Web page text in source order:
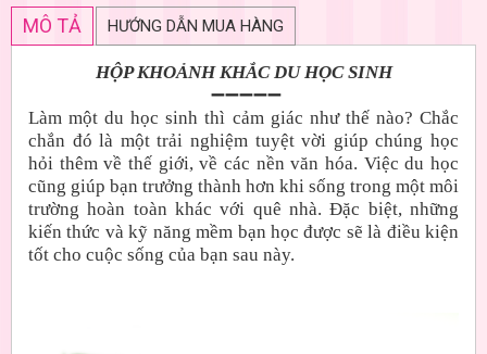
MÔ TẢ HƯỚNG DẪN MUA HÀNG
HỘP KHOẢNH KHẮC DU HỌC SINH
➖➖➖➖➖
Làm một du học sinh thì cảm giác như thế nào? Chắc
chắn đó là một trải nghiệm tuyệt vời giúp chúng học
hỏi thêm về thế giới, về các nền văn hóa. Việc du học
cũng giúp bạn trưởng thành hơn khi sống trong một môi
trường hoàn toàn khác với quê nhà. Đặc biệt, những
kiến thức và kỹ năng mềm bạn học được sẽ là điều kiện
tốt cho cuộc sống của bạn sau này.